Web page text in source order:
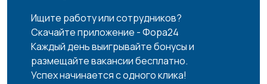
Ищите работу или сотрудников?
Скачайте приложение - Фора24
Каждый день выигрывайте бонусы и
размещайте вакансии бесплатно.
Успех начинается с одного клика!